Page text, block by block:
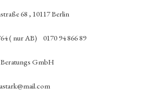
68 , 10117 Berlin
( nur AB) 0170 94 866 89
GmbH